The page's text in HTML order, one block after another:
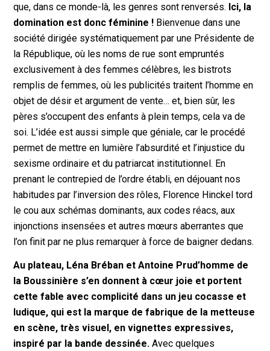
que, dans ce monde-là, les genres sont renversés. Ici, la
domination est donc féminine ! Bienvenue dans une
société dirigée systématiquement par une Présidente de
la République, où les noms de rue sont empruntés
exclusivement à des femmes célèbres, les bistrots
remplis de femmes, où les publicités traitent l’homme en
objet de désir et argument de vente… et, bien sûr, les
pères s’occupent des enfants à plein temps, cela va de
soi. L’idée est aussi simple que géniale, car le procédé
permet de mettre en lumière l’absurdité et l’injustice du
sexisme ordinaire et du patriarcat institutionnel. En
prenant le contrepied de l’ordre établi, en déjouant nos
habitudes par l’inversion des rôles, Florence Hinckel tord
le cou aux schémas dominants, aux codes réacs, aux
injonctions insensées et autres mœurs aberrantes que
l’on finit par ne plus remarquer à force de baigner dedans.
Au plateau, Léna Bréban et Antoine Prud’homme de
la Boussinière s’en donnent à cœur joie et portent
cette fable avec complicité dans un jeu cocasse et
ludique, qui est la marque de fabrique de la metteuse
en scène, très visuel, en vignettes expressives,
inspiré par la bande dessinée. Avec quelques